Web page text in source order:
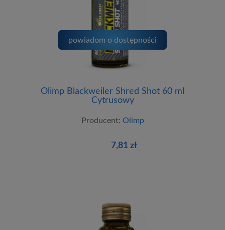
Olimp Blackweiler Shred Shot 60 ml
Cytrusowy
Producent: Olimp
7,81 zł
powiadom o dostępności